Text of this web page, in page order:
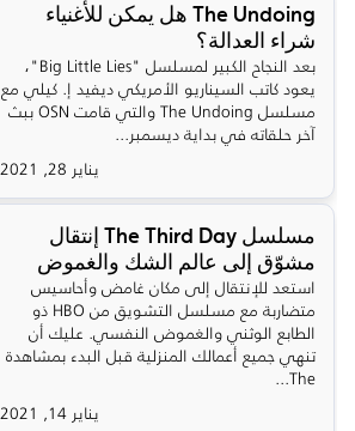
The Undoing هل يمكن للأغنياء
شراء العدالة؟
بعد النجاح الكبير لمسلسل "Big Little Lies"،
يعود كاتب السيناريو الأمريكي ديفيد إ. كيلي مع
مسلسل The Undoing والتي قامت OSN ببث
آخر حلقاته في بداية ديسمبر...
يناير 28, 2021
مسلسل The Third Day إنتقال
مشوّق إلى عالم الشك والغموض
استعد للإنتقال إلى مكان غامض وأحاسيس
متضاربة مع مسلسل التشويق من HBO ذو
الطابع الوثني والغموض النفسي. عليك أن
تنهي جميع أعمالك المنزلية قبل البدء بمشاهدة
The...
يناير 14, 2021